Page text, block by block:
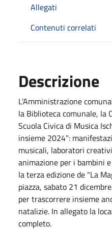
Allegati
Contenuti correlati
Descrizione
L'Amministrazione
la Biblioteca comunale, la
Scuola Civica di Musica
insieme 2024":
musicali, laboratori
animazione per i bambini
la terza edizione de "La
piazza, sabato 21
per trascorrere insieme
natalizie. In allegato la
completo.